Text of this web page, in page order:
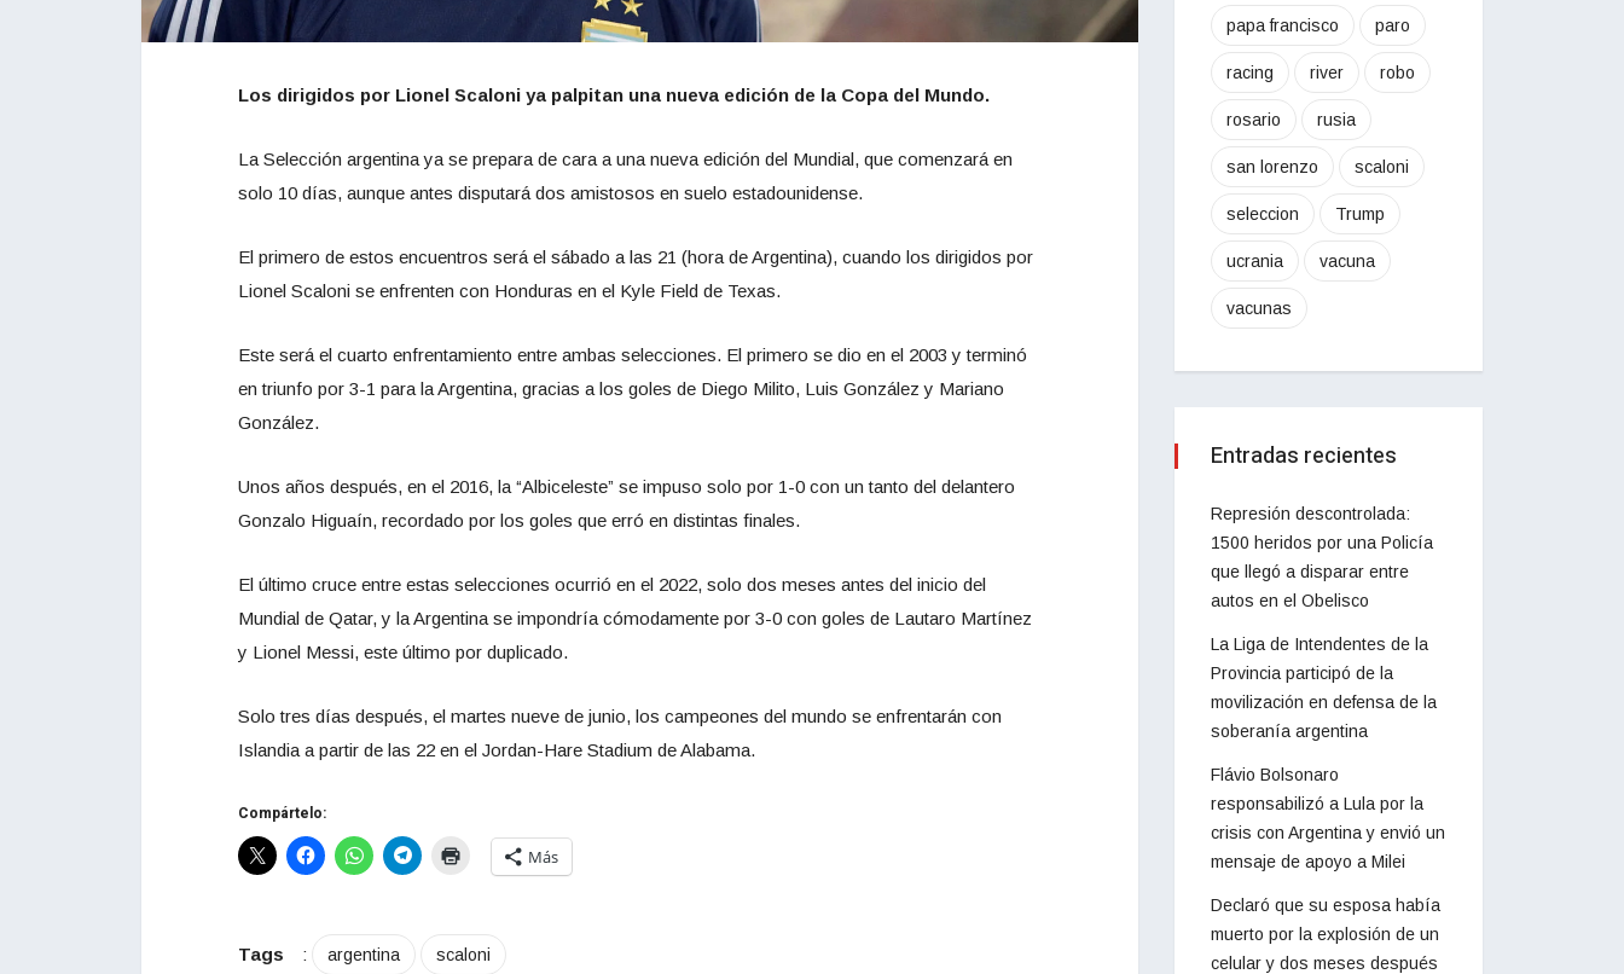
Los dirigidos por Lionel Scaloni ya palpitan una nueva edición de la Copa del Mundo.
La Selección argentina ya se prepara de cara a una nueva edición del Mundial, que comenzará en
solo 10 días, aunque antes disputará dos amistosos en suelo estadounidense.
El primero de estos encuentros será el sábado a las 21 (hora de Argentina), cuando los dirigidos por
Lionel Scaloni se enfrenten con Honduras en el Kyle Field de Texas.
Este será el cuarto enfrentamiento entre ambas selecciones. El primero se dio en el 2003 y terminó
en triunfo por 3-1 para la Argentina, gracias a los goles de Diego Milito, Luis González y Mariano
González.
Unos años después, en el 2016, la “Albiceleste” se impuso solo por 1-0 con un tanto del delantero
Gonzalo Higuaín, recordado por los goles que erró en distintas finales.
El último cruce entre estas selecciones ocurrió en el 2022, solo dos meses antes del inicio del
Mundial de Qatar, y la Argentina se impondría cómodamente por 3-0 con goles de Lautaro Martínez
y Lionel Messi, este último por duplicado.
Solo tres días después, el martes nueve de junio, los campeones del mundo se enfrentarán con
Islandia a partir de las 22 en el Jordan-Hare Stadium de Alabama.
Compártelo:
Más
Tags : argentina scaloni
papa francisco paro
racing river robo
rosario rusia
san lorenzo scaloni
seleccion Trump
ucrania vacuna
vacunas
Entradas recientes
Represión descontrolada:
1500 heridos por una Policía
que llegó a disparar entre
autos en el Obelisco
La Liga de Intendentes de la
Provincia participó de la
movilización en defensa de la
soberanía argentina
Flávio Bolsonaro
responsabilizó a Lula por la
crisis con Argentina y envió un
mensaje de apoyo a Milei
Declaró que su esposa había
muerto por la explosión de un
celular y dos meses después